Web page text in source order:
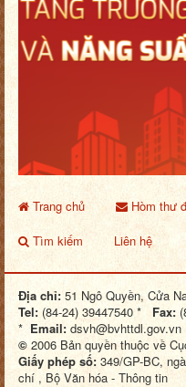
Trang chủ Hòm thư
Tìm kiếm
Liên hệ
Địa chỉ: 51 Ngô Quyền, Cửa
Tel:(84-24) 39447540 *Fax:
*Email:dsvh@bvhttdl.gov.vn